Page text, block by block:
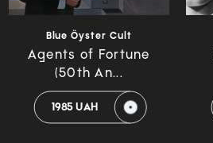
Blue Öyster Cult
Agents of Fortune
(50th An...
1985 UAH